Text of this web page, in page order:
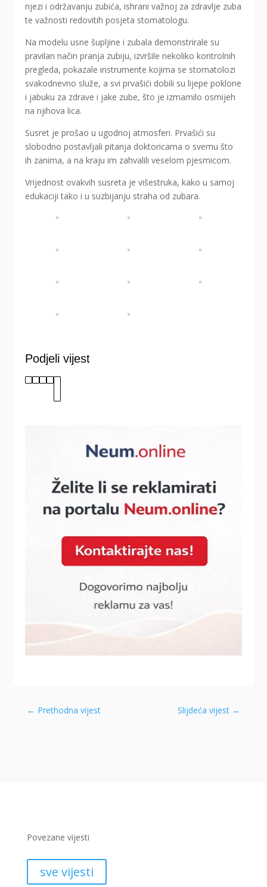
njezi i održavanju zubića, ishrani važnoj za zdravlje zuba
te važnosti redovitih posjeta stomatologu.
Na modelu usne šupljine i zubala demonstrirale su
pravilan način pranja zubiju, izvršile nekoliko kontrolnih
pregleda, pokazale instrumente kojima se stomatolozi
svakodnevno služe, a svi prvašići dobili su lijepe poklone
i jabuku za zdrave i jake zube, što je izmamilo osmijeh
na njihova lica.
Susret je prošao u ugodnoj atmosferi. Prvašići su
slobodno postavljali pitanja doktoricama o svemu što
ih zanima, a na kraju im zahvalili veselom pjesmicom.
Vrijednost ovakvih susreta je višestruka, kako u samoj
edukaciji tako i u suzbijanju straha od zubara.
Podjeli vijest
← Prethodna vijest Slijdeća vijest →
Povezane vijesti
sve vijesti